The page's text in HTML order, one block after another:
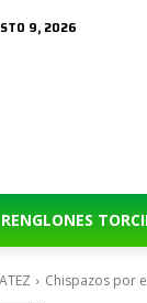
9, 2026
RENGLONES
Chispazos por